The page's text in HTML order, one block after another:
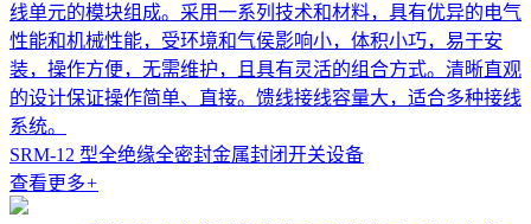
线单元的模块组成。采用一系列技术和材料，具有优异的电气
性能和机械性能，受环境和气侯影响小，体积小巧，易于安
装，操作方便，无需维护，且具有灵活的组合方式。清晰直观
的设计保证操作简单、直接。馈线接线容量大，适合多种接线
系统。
SRM-12 型全绝缘全密封金属封闭开关设备
查看更多+